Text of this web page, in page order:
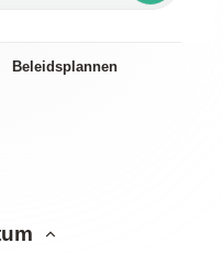
Beleidsplannen